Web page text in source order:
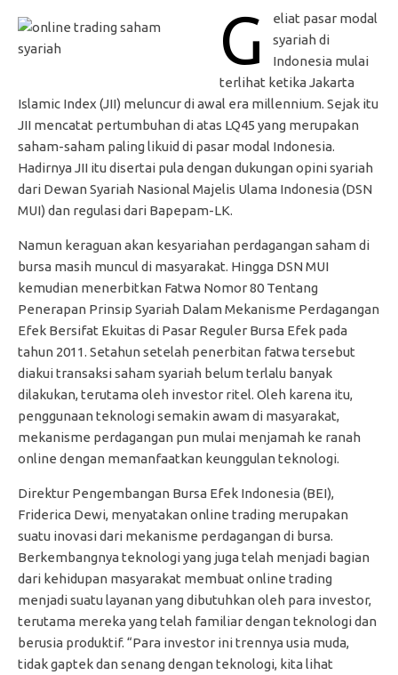
G
eliat pasar modal
syariah di
Indonesia mulai
terlihat ketika Jakarta
Islamic Index (JII) meluncur di awal era millennium. Sejak itu
JII mencatat pertumbuhan di atas LQ45 yang merupakan
saham-saham paling likuid di pasar modal Indonesia.
Hadirnya JII itu disertai pula dengan dukungan opini syariah
dari Dewan Syariah Nasional Majelis Ulama Indonesia (DSN
MUI) dan regulasi dari Bapepam-LK.
Namun keraguan akan kesyariahan perdagangan saham di
bursa masih muncul di masyarakat. Hingga DSN MUI
kemudian menerbitkan Fatwa Nomor 80 Tentang
Penerapan Prinsip Syariah Dalam Mekanisme Perdagangan
Efek Bersifat Ekuitas di Pasar Reguler Bursa Efek pada
tahun 2011. Setahun setelah penerbitan fatwa tersebut
diakui transaksi saham syariah belum terlalu banyak
dilakukan, terutama oleh investor ritel. Oleh karena itu,
penggunaan teknologi semakin awam di masyarakat,
mekanisme perdagangan pun mulai menjamah ke ranah
online dengan memanfaatkan keunggulan teknologi.
Direktur Pengembangan Bursa Efek Indonesia (BEI),
Friderica Dewi, menyatakan online trading merupakan
suatu inovasi dari mekanisme perdagangan di bursa.
Berkembangnya teknologi yang juga telah menjadi bagian
dari kehidupan masyarakat membuat online trading
menjadi suatu layanan yang dibutuhkan oleh para investor,
terutama mereka yang telah familiar dengan teknologi dan
berusia produktif. “Para investor ini trennya usia muda,
tidak gaptek dan senang dengan teknologi, kita lihat